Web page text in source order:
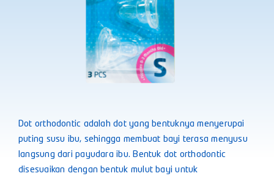
Dot orthodontic adalah dot yang bentuknya menyerupai
puting susu ibu, sehingga membuat bayi terasa menyusu
langsung dari payudara ibu. Bentuk dot orthodontic
disesuaikan dengan bentuk mulut bayi untuk